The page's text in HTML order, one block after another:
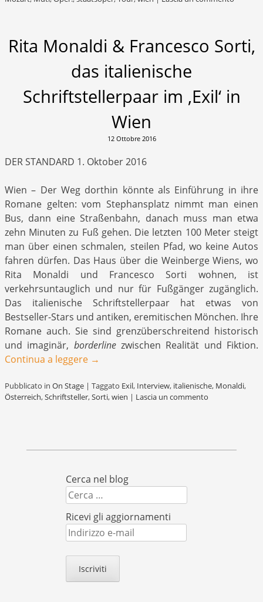
Rita Monaldi & Francesco Sorti,
das italienische
Schriftstellerpaar im ‚Exil‘ in
Wien
12 Ottobre 2016
DER STANDARD 1. Oktober 2016
Wien – Der Weg dorthin könnte als Einführung in ihre
Romane gelten: vom Stephansplatz nimmt man einen
Bus, dann eine Straßenbahn, danach muss man etwa
zehn Minuten zu Fuß gehen. Die letzten 100 Meter steigt
man über einen schmalen, steilen Pfad, wo keine Autos
fahren dürfen. Das Haus über die Weinberge Wiens, wo
Rita Monaldi und Francesco Sorti wohnen, ist
verkehrsuntauglich und nur für Fußgänger zugänglich.
Das italienische Schriftstellerpaar hat etwas von
Bestseller-Stars und antiken, eremitischen Mönchen. Ihre
Romane auch. Sie sind grenzüberschreitend historisch
und imaginär, borderlinezwischen Realität und Fiktion.
Continua a leggere →
Pubblicato in On Stage | Taggato Exil, Interview, italienische, Monaldi,
Österreich,Schriftsteller,Sorti,wien | Lascia un commento
Cerca nel blog
Cerca
Ricevi gli aggiornamenti
Indirizzo
e-
mail